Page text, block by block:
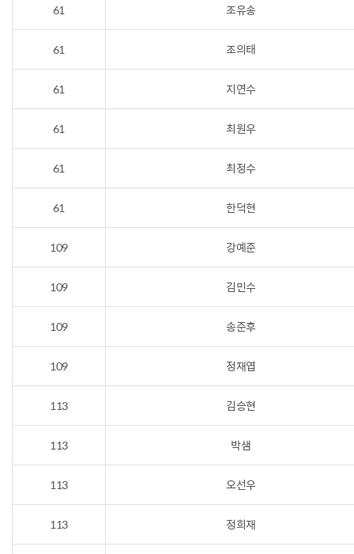
61 조유송
61 조의태
61 지연수
61 최원우
61 최정수
61 한덕현
109 강예준
109 김민수
109 송준후
109 정재엽
113 김승현
113 박샘
113 오선우
113 정희재